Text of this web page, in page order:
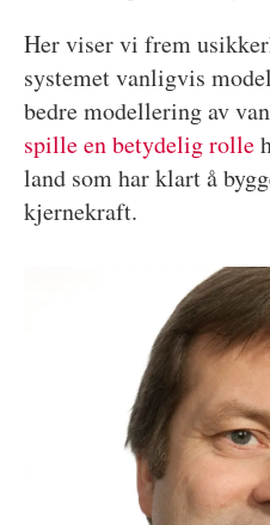
Her viser vi frem
systemet vanligvis
bedre modellering av
spille en betydelig rolle
land som har klart å
kjernekraft.